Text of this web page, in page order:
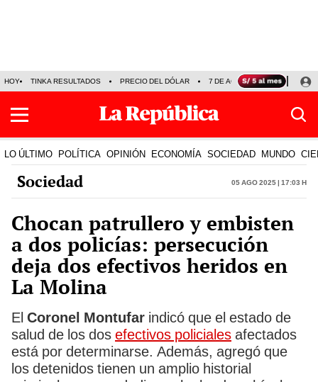
HOY TINKA RESULTADOS PRECIO DEL DÓLAR 7 DE AGOSTO OLLANTA
LO ÚLTIMO POLÍTICA OPINIÓN ECONOMÍA SOCIEDAD MUNDO
Sociedad 05 Ago 2025 | 17:03 h
Chocan patrullero y embisten
a dos policías: persecución
deja dos efectivos heridos en
La Molina
El Coronel Montufar indicó que el estado de
salud de los dos efectivos policiales afectados
está por determinarse. Además, agregó que
los detenidos tienen un amplio historial